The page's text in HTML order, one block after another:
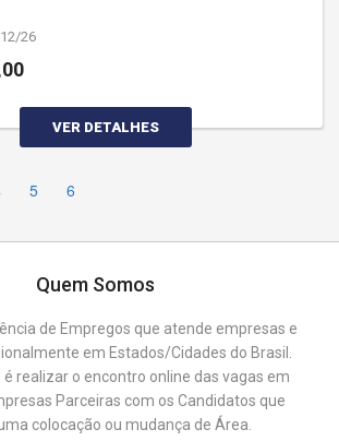
26
VER DETALHES
5 6
Quem Somos
de Empregos que atende empresas e
em Estados/Cidades do Brasil.
é realizar o encontro online das vagas em
Parceiras com os Candidatos que
colocação ou mudança de Área.